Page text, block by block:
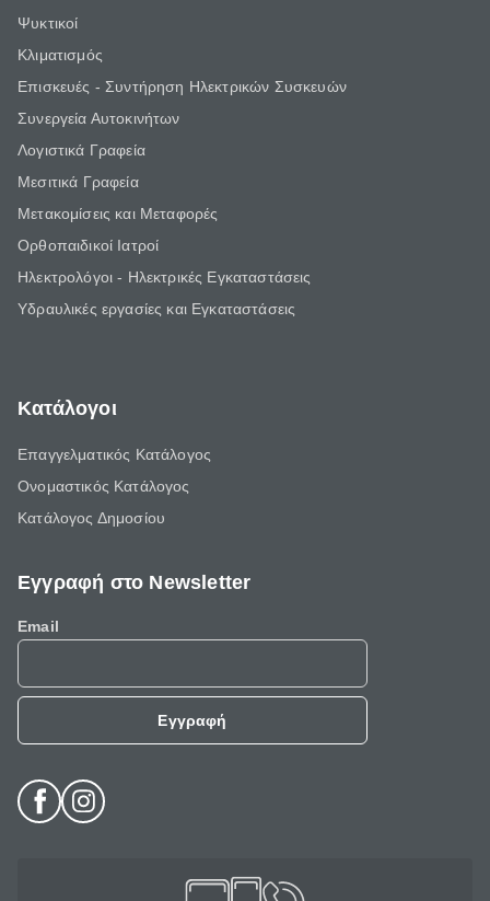
Ψυκτικοί
Κλιματισμός
Επισκευές - Συντήρηση Ηλεκτρικών Συσκευών
Συνεργεία Αυτοκινήτων
Λογιστικά Γραφεία
Μεσιτικά Γραφεία
Μετακομίσεις και Μεταφορές
Ορθοπαιδικοί Ιατροί
Ηλεκτρολόγοι - Ηλεκτρικές Εγκαταστάσεις
Υδραυλικές εργασίες και Εγκαταστάσεις
Κατάλογοι
Επαγγελματικός Κατάλογος
Ονομαστικός Κατάλογος
Κατάλογος Δημοσίου
Εγγραφή στο Newsletter
Email
Εγγραφή